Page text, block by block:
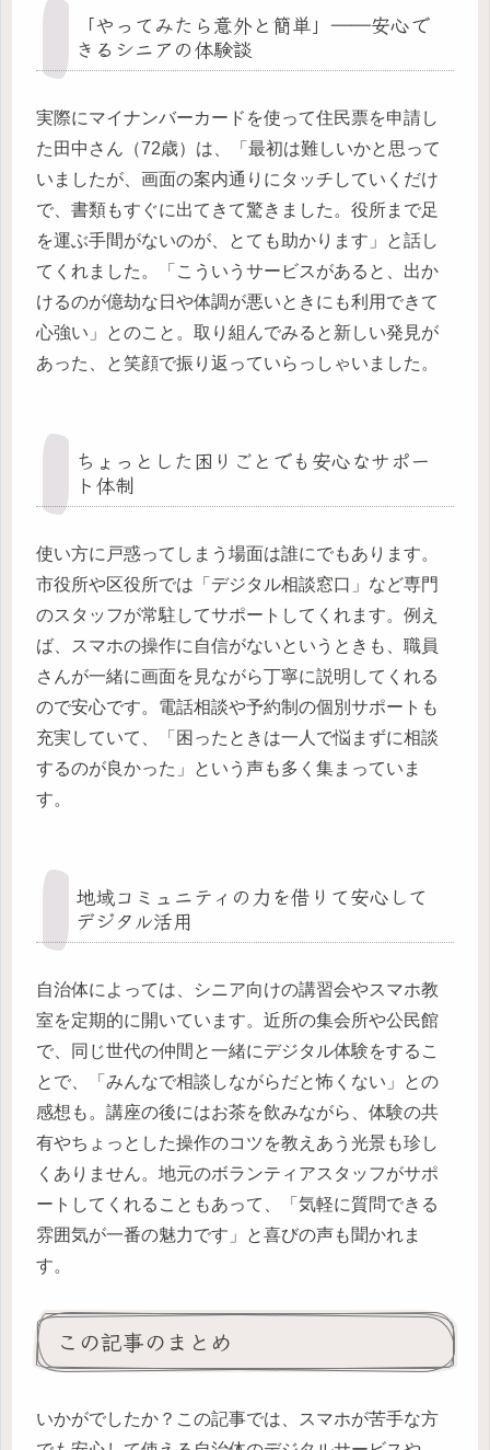
「やってみたら意外と簡単」――安心で
きるシニアの体験談
実際にマイナンバーカードを使って住民票を申請し
た田中さん（72歳）は、「最初は難しいかと思って
いましたが、画面の案内通りにタッチしていくだけ
で、書類もすぐに出てきて驚きました。役所まで足
を運ぶ手間がないのが、とても助かります」と話し
てくれました。「こういうサービスがあると、出か
けるのが億劫な日や体調が悪いときにも利用できて
心強い」とのこと。取り組んでみると新しい発見が
あった、と笑顔で振り返っていらっしゃいました。
ちょっとした困りごとでも安心なサポー
ト体制
使い方に戸惑ってしまう場面は誰にでもあります。
市役所や区役所では「デジタル相談窓口」など専門
のスタッフが常駐してサポートしてくれます。例え
ば、スマホの操作に自信がないというときも、職員
さんが一緒に画面を見ながら丁寧に説明してくれる
ので安心です。電話相談や予約制の個別サポートも
充実していて、「困ったときは一人で悩まずに相談
するのが良かった」という声も多く集まっていま
す。
地域コミュニティの力を借りて安心して
デジタル活用
自治体によっては、シニア向けの講習会やスマホ教
室を定期的に開いています。近所の集会所や公民館
で、同じ世代の仲間と一緒にデジタル体験をするこ
とで、「みんなで相談しながらだと怖くない」との
感想も。講座の後にはお茶を飲みながら、体験の共
有やちょっとした操作のコツを教えあう光景も珍し
くありません。地元のボランティアスタッフがサポ
ートしてくれることもあって、「気軽に質問できる
雰囲気が一番の魅力です」と喜びの声も聞かれま
す。
この記事のまとめ
いかがでしたか？この記事では、スマホが苦手な方